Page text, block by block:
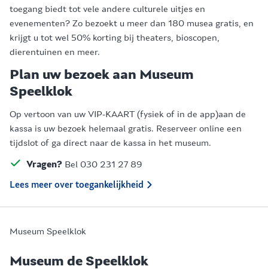
toegang biedt tot vele andere culturele uitjes en
evenementen? Zo bezoekt u meer dan 180 musea gratis, en
krijgt u tot wel 50% korting bij theaters, bioscopen,
dierentuinen en meer.
Plan uw bezoek aan Museum
Speelklok
Op vertoon van uw VIP-KAART (fysiek of in de app)aan de
kassa is uw bezoek helemaal gratis. Reserveer online een
tijdslot of ga direct naar de kassa in het museum.
Vragen? Bel 030 231 27 89
Lees meer over toegankelijkheid
Museum Speelklok
Museum de Speelklok